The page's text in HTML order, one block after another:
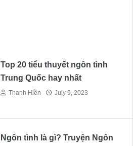
Top 20 tiểu thuyết ngôn tình
Trung Quốc hay nhất
Thanh Hiền July 9, 2023
Ngôn tình là gì? Truyện Ngôn